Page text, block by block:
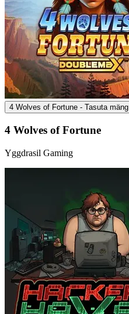
4 Wolves of Fortune - Tasuta mäng
4 Wolves of Fortune
Yggdrasil Gaming